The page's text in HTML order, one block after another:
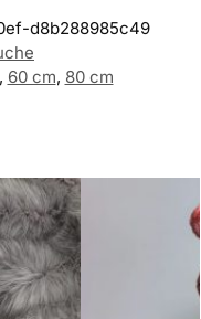
d8b288985c49
, 60 cm, 80 cm